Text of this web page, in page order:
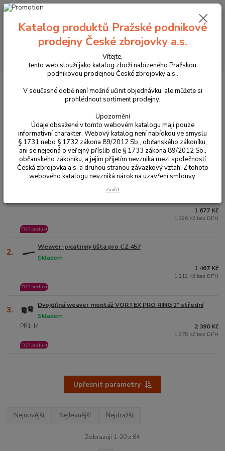
Menu
+420 225 375 800
Montáže, weaver lišty
Náhradní díly k montážím
Nejprodávanější
Weaver-picatinny lišta pro CZ 557/550 prodloužená
TOP produkt
1 677 Kč
1 386 Kč bez DPH
2. Weaver-picatinny lišta pro CZ 457
Skladem
TOP produkt
1 467 Kč
1 212 Kč bez DPH
3. Dvojdílná weaver montáž VORTEX PRO RING 1" střední
PR1-M
Skladem
TOP produkt
2 390 Kč
1 975 Kč bez DPH
Upřesnit parametry
Nejnovější Nejlevnější Nejdražší
Zobrazuji 1-20 z 84
Katalog produktů Pražské podnikové
prodejny České zbrojovky a.s.
Vítejte,
tento web slouží jako katalog zboží nabízeného Pražskou
podnikovou prodejnou České zbrojovky a.s..
V současné době není možné učinit objednávku, ale můžete si
prohlédnout sortiment prodejny.
Upozornění
Údaje obsažené v tomto webovém katalogu mají pouze
informativní charakter. Webový katalog není nabídkou ve smyslu
§ 1731 nebo § 1732 zákona 89/2012 Sb., občanského zákoníku,
ani se nejedná o veřejný příslib dle § 1733 zákona 89/2012 Sb.,
občanského zákoníku, a jejím přijetím nevzniká mezi společností
Česká zbrojovka a.s. a druhou stranou závazkový vztah. Z tohoto
webového katalogu nevzniká nárok na uzavření smlouvy.
Zavřít